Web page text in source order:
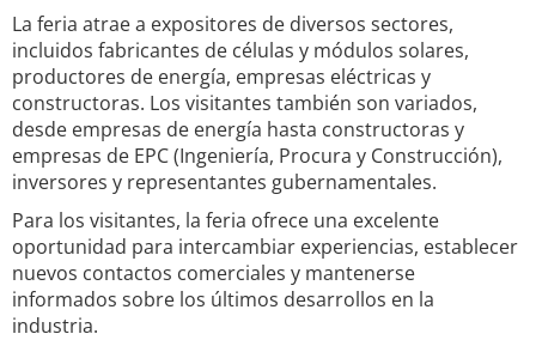
La feria atrae a expositores de diversos sectores,
incluidos fabricantes de células y módulos solares,
productores de energía, empresas eléctricas y
constructoras. Los visitantes también son variados,
desde empresas de energía hasta constructoras y
empresas de EPC (Ingeniería, Procura y Construcción),
inversores y representantes gubernamentales.
Para los visitantes, la feria ofrece una excelente
oportunidad para intercambiar experiencias, establecer
nuevos contactos comerciales y mantenerse
informados sobre los últimos desarrollos en la
industria.